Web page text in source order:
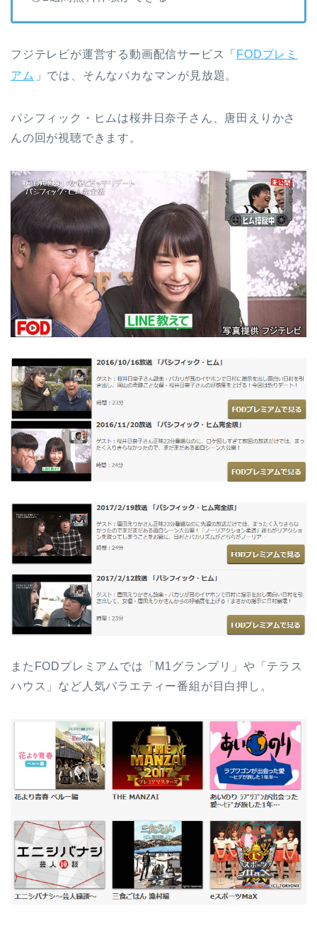
フジテレビが運営する動画配信サービス「 FODプレミ
アム 」では、そんなバカなマンが見放題。
パシフィック・ヒムは桜井日奈子さん、唐田えりかさ
んの回が視聴できます。
またFODプレミアムでは「M1グランプリ」や「テラス
ハウス」など人気バラエティー番組が目白押し。